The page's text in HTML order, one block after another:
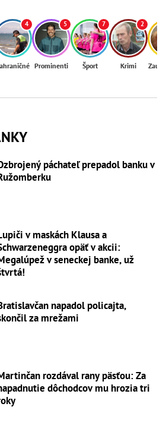
4 5
Prominenti
7
Šport
2
Krimi
páchateľ prepadol banku v
v maskách Klausa a
opäť v akcii:
v seneckej banke, už
napadol policajta,
za mrežami
rozdával rany päsťou: Za
dôchodcov mu hrozia tri